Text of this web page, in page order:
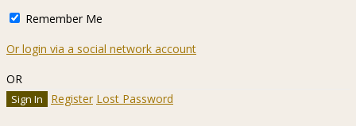
Remember Me
Or login via a social network account
OR
Register Lost Password